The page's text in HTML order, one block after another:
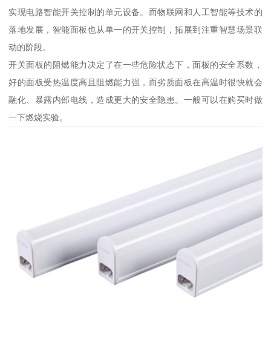
实现电路智能开关控制的单元设备。而物联网和人工智能等技术的
落地发展，智能面板也从单一的开关控制，拓展到注重智慧场景联
动的阶段。
开关面板的阻燃能力决定了在一些危险状态下，面板的安全系数，
好的面板受热温度高且阻燃能力强，而劣质面板在高温时很快就会
融化、暴露内部电线，造成更大的安全隐患。一般可以在购买时做
一下燃烧实验。